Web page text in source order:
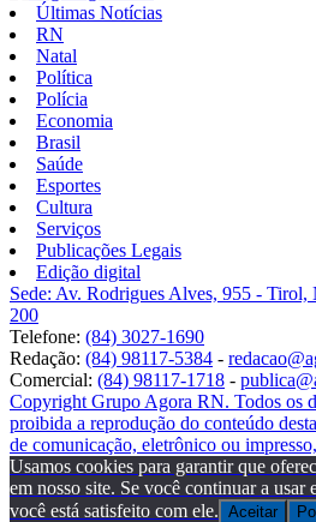
Últimas Notícias
RN
Natal
Política
Polícia
Economia
Brasil
Saúde
Esportes
Cultura
Serviços
Publicações Legais
Edição digital
Sede: Av. Rodrigues Alves, 955 -
200
Telefone: (84) 3027-1690
Redação: (84) 98117-5384 -
Comercial: (84) 98117-1718 -
Copyright Grupo Agora RN. Todos os
proibida a reprodução do conteúdo
de comunicação, eletrônico ou
Usamos cookies para garantir que
em nosso site. Se você continuar a usar
você está satisfeito com ele. Aceitar